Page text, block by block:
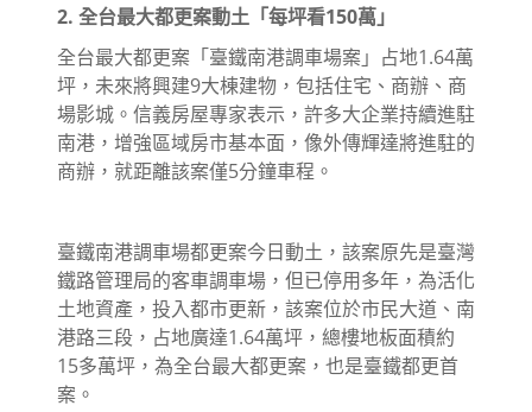
2. 全台最大都更案動土「每坪看150萬」
全台最大都更案「臺鐵南港調車場案」占地1.64萬
坪，未來將興建9大棟建物，包括住宅、商辦、商
場影城。信義房屋專家表示，許多大企業持續進駐
南港，增強區域房市基本面，像外傳輝達將進駐的
商辦，就距離該案僅5分鐘車程。
臺鐵南港調車場都更案今日動土，該案原先是臺灣
鐵路管理局的客車調車場，但已停用多年，為活化
土地資產，投入都市更新，該案位於市民大道、南
港路三段，占地廣達1.64萬坪，總樓地板面積約
15多萬坪，為全台最大都更案，也是臺鐵都更首
案。